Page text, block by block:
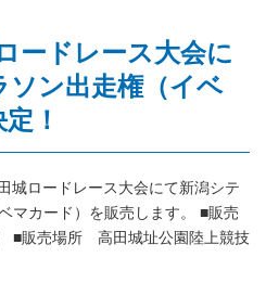
ードレース大会に
ン出走権（イベ
！
城ロードレース大会にて新潟シテ
マカード）を販売します。 ■販売
■販売場所 高田城址公園陸上競技